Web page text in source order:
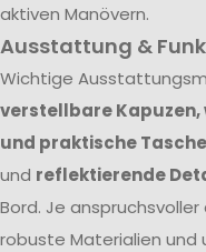
aktiven Manövern.
Ausstattung &
Wichtige
verstellbare
und praktische
und reflektierende
Bord. Je
robuste Materialien und